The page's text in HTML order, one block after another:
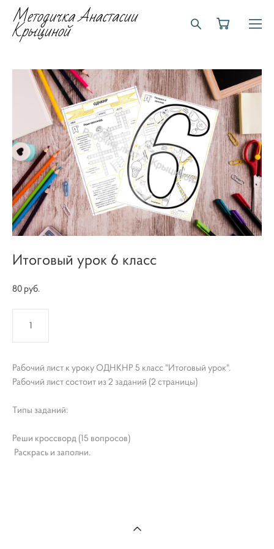
Методичка Анастасии
Крыциной
Итоговый урок 6 класс
80 pуб.
Рабочий лист к уроку ОДНКНР 5 класс "Итоговый урок".
Рабочий лист состоит из 2 заданий (2 страницы)
Типы заданий:
Реши кроссворд (15 вопросов)
Раскрась и заполни.